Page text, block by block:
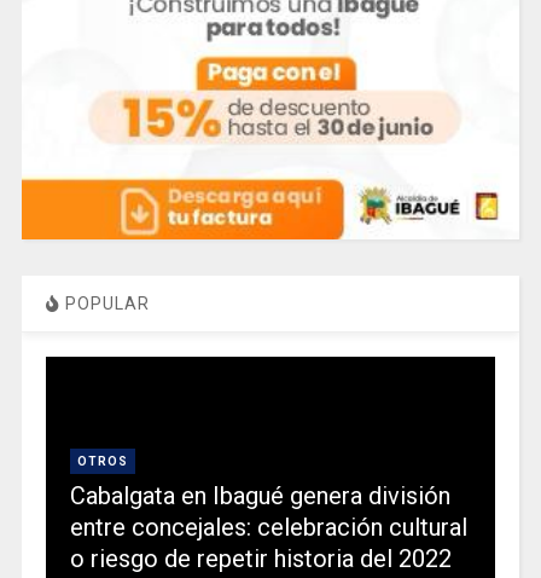
POPULAR
OTROS
Cabalgata en Ibagué genera división
entre concejales: celebración cultural
o riesgo de repetir historia del 2022